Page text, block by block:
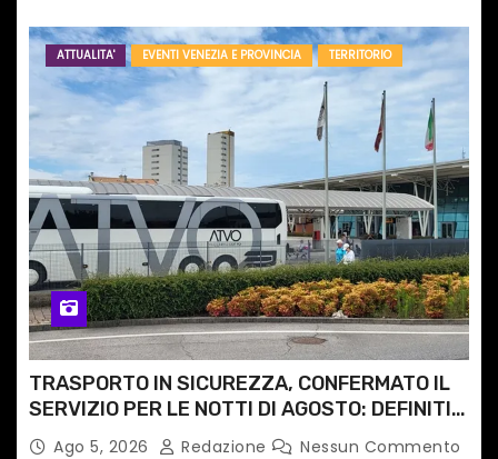
ATTUALITA' EVENTI VENEZIA E PROVINCIA TERRITORIO
TRASPORTO IN SICUREZZA, CONFERMATO IL
SERVIZIO PER LE NOTTI DI AGOSTO: DEFINITI
PERCORSI, FERMATE E ORARIO
Ago 5, 2026 Redazione Nessun Commento